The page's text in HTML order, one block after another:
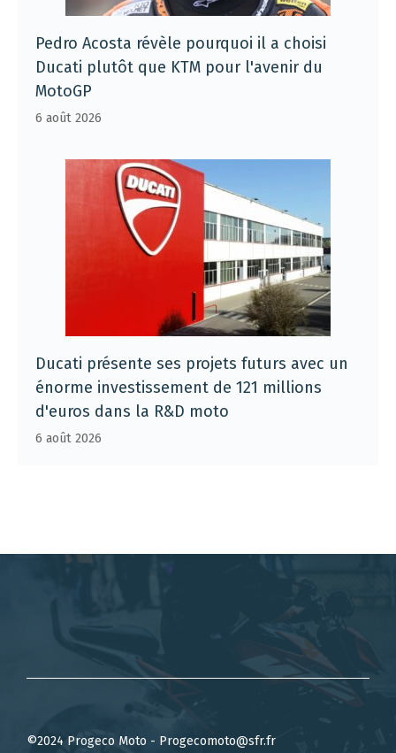
Pedro Acosta révèle pourquoi il a choisi
Ducati plutôt que KTM pour l'avenir du
MotoGP
6 août 2026
Ducati présente ses projets futurs avec un
énorme investissement de 121 millions
d'euros dans la R&D moto
6 août 2026
©2024 Progeco Moto - Progecomoto@sfr.fr